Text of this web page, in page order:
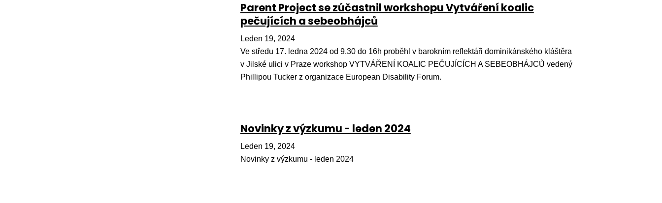
Parent Project se zúčastnil workshopu Vytváření koalic
pečujících a sebeobhájců
Leden 19, 2024
Ve středu 17. ledna 2024 od 9.30 do 16h proběhl v barokním reflektáři dominikánského kláštěra
v Jilské ulici v Praze workshop VYTVÁŘENÍ KOALIC PEČUJÍCÍCH A SEBEOBHÁJCŮ vedený
Phillipou Tucker z organizace European Disability Forum.
Novinky z výzkumu - leden 2024
Leden 19, 2024
Novinky z výzkumu - leden 2024